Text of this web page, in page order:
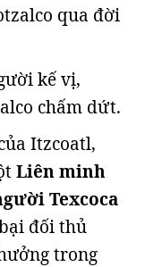
qua đời
kế vị,
chấm dứt.
Itzcoatl,
Liên minh
Texcoca
đối thủ
trong